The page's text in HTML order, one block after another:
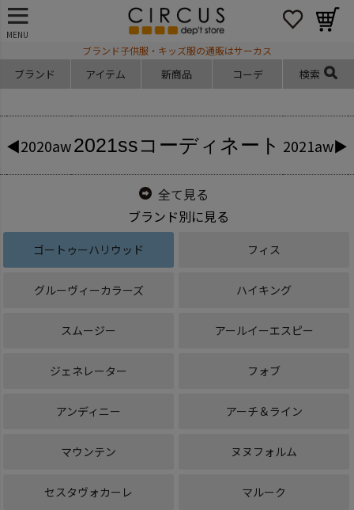
MENU
ブランド子供服・キッズ服の通販はサーカス
ブランド アイテム 新商品 コーデ 検索
◀2020aw2021ssコーディネート 2021aw▶
全て見る
ブランド別に見る
ゴートゥーハリウッド フィス
グルーヴィーカラーズ ハイキング
スムージー アールイーエスピー
ジェネレーター フォブ
アンディニー アーチ＆ライン
マウンテン ヌヌフォルム
セスタヴォカーレ マルーク